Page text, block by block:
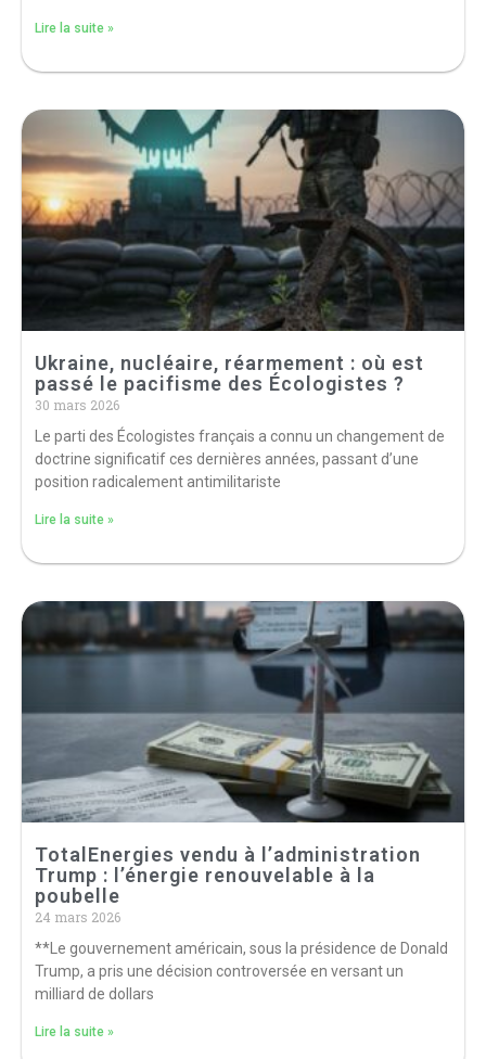
Lire la suite »
Ukraine, nucléaire, réarmement : où est
passé le pacifisme des Écologistes ?
30 mars 2026
Le parti des Écologistes français a connu un changement de
doctrine significatif ces dernières années, passant d’une
position radicalement antimilitariste
Lire la suite »
TotalEnergies vendu à l’administration
Trump : l’énergie renouvelable à la
poubelle
24 mars 2026
**Le gouvernement américain, sous la présidence de Donald
Trump, a pris une décision controversée en versant un
milliard de dollars
Lire la suite »